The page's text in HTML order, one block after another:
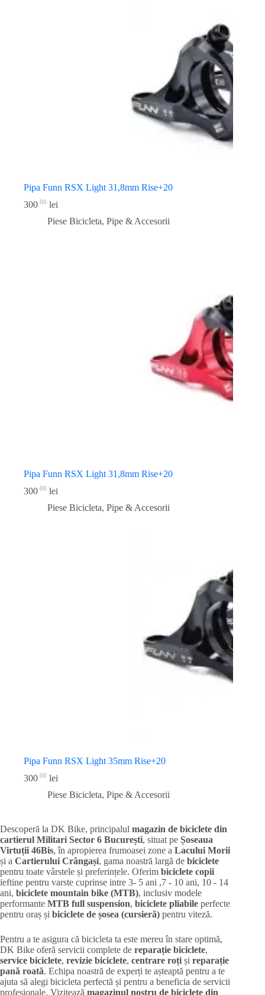
Pipa Funn RSX Light 31,8mm Rise+20
300 00 lei
Piese Bicicleta, Pipe & Accesorii
Pipa Funn RSX Light 31,8mm Rise+20
300 00 lei
Piese Bicicleta, Pipe & Accesorii
Pipa Funn RSX Light 35mm Rise+20
300 00 lei
Piese Bicicleta, Pipe & Accesorii
Descoperă la DK Bike, principalul magazin de biciclete din
cartierul Militari Sector 6 București, situat pe Șoseaua
Virtuții 46Bis, în apropierea frumoasei zone a Lacului Morii
și a Cartierului Crângași, gama noastră largă de biciclete
pentru toate vârstele și preferințele. Oferim biciclete copii
ieftine pentru varste cuprinse intre 3- 5 ani ,7 - 10 ani, 10 - 14
ani, biciclete mountain bike (MTB), inclusiv modele
performante MTB full suspension, biciclete pliabile perfecte
pentru oraș și biciclete de șosea (cursieră) pentru viteză.
Pentru a te asigura că bicicleta ta este mereu în stare optimă,
DK Bike oferă servicii complete de reparație biciclete,
service biciclete, revizie biciclete, centrare roți și reparație
pană roată. Echipa noastră de experți te așteaptă pentru a te
ajuta să alegi bicicleta perfectă și pentru a beneficia de servicii
profesionale. Vizitează magazinul nostru de biciclete din